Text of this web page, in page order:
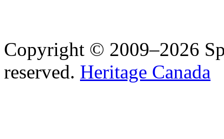
Copyright © 2009–2026
reserved. Heritage Canada